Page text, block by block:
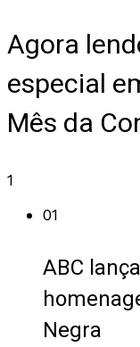
Agora
especial
Mês da
1
01
ABC
Negra